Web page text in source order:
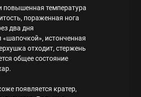
температура
пораженная нога
два дня
«шапочкой», истонченная
отходит, стержень
общее состояние
появляется кратер,